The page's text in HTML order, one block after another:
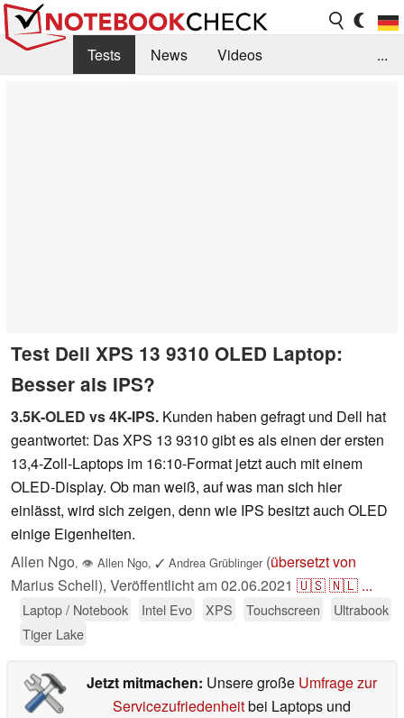
Tests News
Videos
...
Test Dell XPS 13 9310 OLED Laptop:
Besser als IPS?
3.5K-OLED vs 4K-IPS. Kunden haben gefragt und Dell hat
geantwortet: Das XPS 13 9310 gibt es als einen der ersten
13,4-Zoll-Laptops im 16:10-Format jetzt auch mit einem
OLED-Display. Ob man weiß, auf was man sich hier
einlässt, wird sich zeigen, denn wie IPS besitzt auch OLED
einige Eigenheiten.
Allen Ngo, 👁 Allen Ngo, ✓ Andrea Grüblinger (übersetzt von
Marius Schell), Veröffentlicht am02.06.2021 🇺🇸🇳🇱 ...
Laptop / Notebook Intel Evo XPS Touchscreen
Ultrabook
Tiger Lake
Jetzt mitmachen: Unsere große Umfrage zur
Servicezufriedenheitbei Laptops und